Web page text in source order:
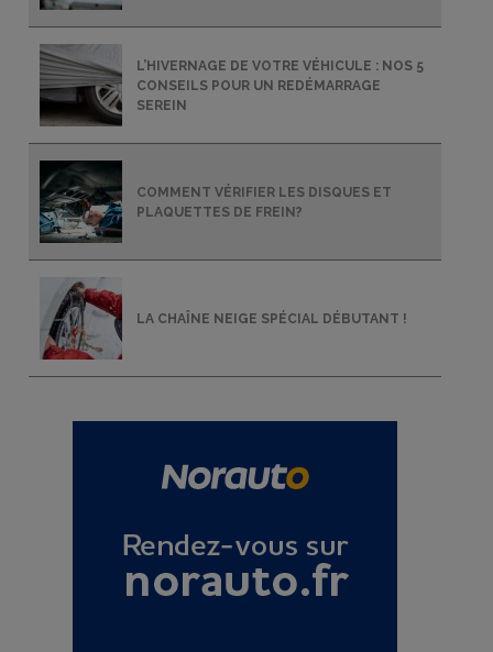
L’HIVERNAGE DE VOTRE VÉHICULE : NOS 5
CONSEILS POUR UN REDÉMARRAGE
SEREIN
COMMENT VÉRIFIER LES DISQUES ET
PLAQUETTES DE FREIN?
LA CHAÎNE NEIGE SPÉCIAL DÉBUTANT !